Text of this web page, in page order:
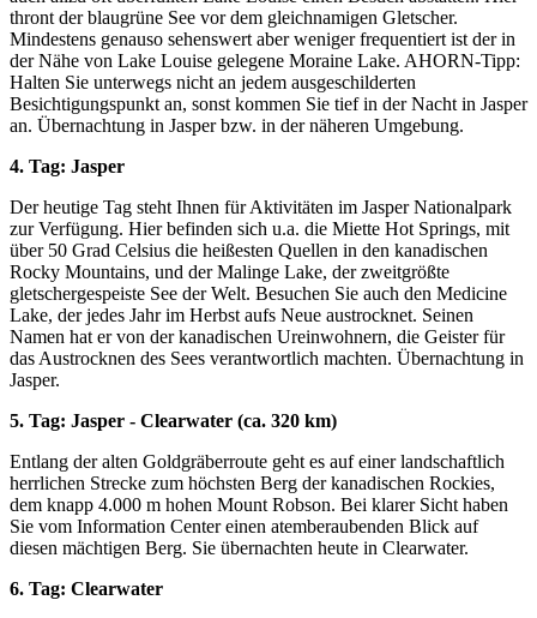
thront der blaugrüne See vor dem gleichnamigen Gletscher.
Mindestens genauso sehenswert aber weniger frequentiert ist der in
der Nähe von Lake Louise gelegene Moraine Lake. AHORN-Tipp:
Halten Sie unterwegs nicht an jedem ausgeschilderten
Besichtigungspunkt an, sonst kommen Sie tief in der Nacht in Jasper
an. Übernachtung in Jasper bzw. in der näheren Umgebung.
4. Tag: Jasper
Der heutige Tag steht Ihnen für Aktivitäten im Jasper Nationalpark
zur Verfügung. Hier befinden sich u.a. die Miette Hot Springs, mit
über 50 Grad Celsius die heißesten Quellen in den kanadischen
Rocky Mountains, und der Malinge Lake, der zweitgrößte
gletschergespeiste See der Welt. Besuchen Sie auch den Medicine
Lake, der jedes Jahr im Herbst aufs Neue austrocknet. Seinen
Namen hat er von der kanadischen Ureinwohnern, die Geister für
das Austrocknen des Sees verantwortlich machten. Übernachtung in
Jasper.
5. Tag: Jasper - Clearwater (ca. 320 km)
Entlang der alten Goldgräberroute geht es auf einer landschaftlich
herrlichen Strecke zum höchsten Berg der kanadischen Rockies,
dem knapp 4.000 m hohen Mount Robson. Bei klarer Sicht haben
Sie vom Information Center einen atemberaubenden Blick auf
diesen mächtigen Berg. Sie übernachten heute in Clearwater.
6. Tag: Clearwater